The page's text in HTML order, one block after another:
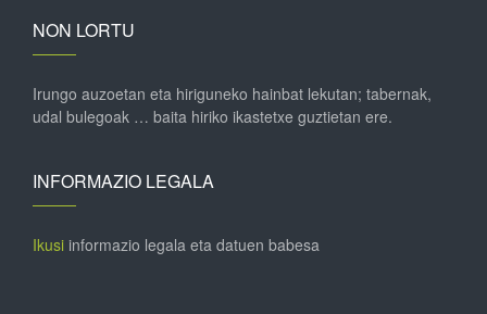
NON LORTU
Irungo auzoetan eta hiriguneko hainbat lekutan; tabernak,
udal bulegoak … baita hiriko ikastetxe guztietan ere.
INFORMAZIO LEGALA
Ikusi informazio legala eta datuen babesa